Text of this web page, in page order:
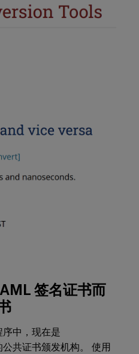
签名证书而
中，现在是
共证书颁发机构。 使用